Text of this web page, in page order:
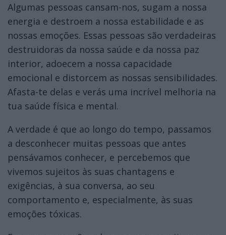
Algumas pessoas cansam-nos, sugam a nossa
energia e destroem a nossa estabilidade e as
nossas emoções. Essas pessoas são verdadeiras
destruidoras da nossa saúde e da nossa paz
interior, adoecem a nossa capacidade
emocional e distorcem as nossas sensibilidades.
Afasta-te delas e verás uma incrível melhoria na
tua saúde física e mental.
A verdade é que ao longo do tempo, passamos
a desconhecer muitas pessoas que antes
pensávamos conhecer, e percebemos que
vivemos sujeitos às suas chantagens e
exigências, à sua conversa, ao seu
comportamento e, especialmente, às suas
emoções tóxicas.